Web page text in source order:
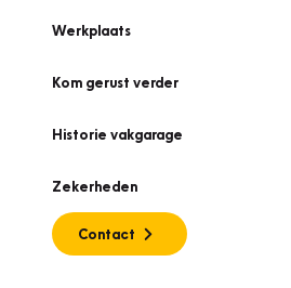
Werkplaats
Kom gerust verder
Historie vakgarage
Zekerheden
Contact